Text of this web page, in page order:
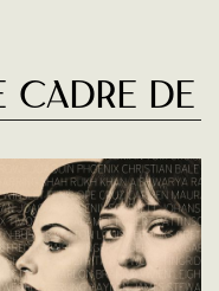
cadre de